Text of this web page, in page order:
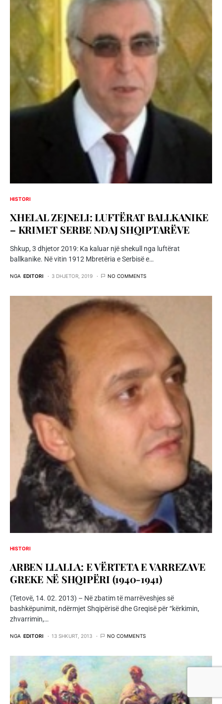
HISTORI
XHELAL ZEJNELI: LUFTËRAT BALLKANIKE
– KRIMET SERBE NDAJ SHQIPTARËVE
Shkup, 3 dhjetor 2019: Ka kaluar një shekull nga luftërat
ballkanike. Në vitin 1912 Mbretëria e Serbisë e…
NGA EDITORI 3 DHJETOR, 2019 NO COMMENTS
HISTORI
ARBEN LLALLA: E VËRTETA E VARREZAVE
GREKE NË SHQIPËRI (1940-1941)
(Tetovë, 14. 02. 2013) – Në zbatim të marrëveshjes së
bashkëpunimit, ndërmjet Shqipërisë dhe Greqisë për “kërkimin,
zhvarrimin,…
NGA EDITORI 13 SHKURT, 2013 NO COMMENTS